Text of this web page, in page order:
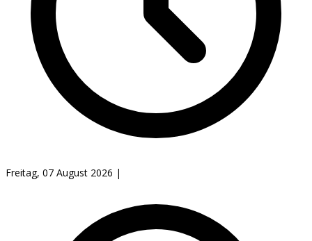
Freitag, 07 August 2026 |